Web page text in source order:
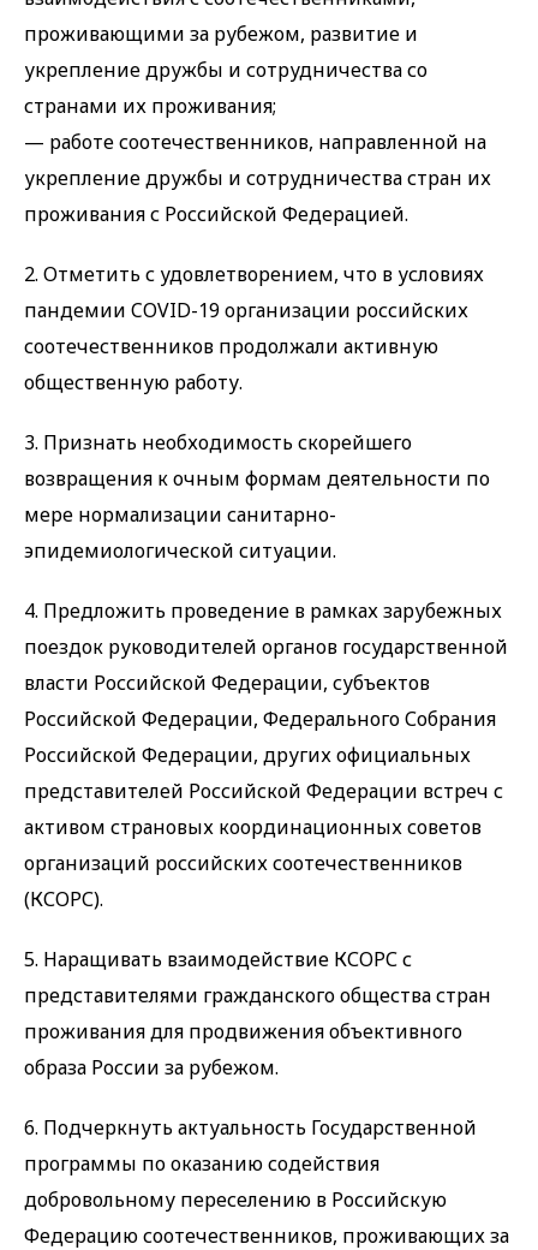
проживающими за рубежом, развитие и
укрепление дружбы и сотрудничества со
странами их проживания;
— работе соотечественников, направленной на
укрепление дружбы и сотрудничества стран их
проживания с Российской Федерацией.
2. Отметить с удовлетворением, что в условиях
пандемии COVID-19 организации российских
соотечественников продолжали активную
общественную работу.
3. Признать необходимость скорейшего
возвращения к очным формам деятельности по
мере нормализации санитарно-
эпидемиологической ситуации.
4. Предложить проведение в рамках зарубежных
поездок руководителей органов государственной
власти Российской Федерации, субъектов
Российской Федерации, Федерального Собрания
Российской Федерации, других официальных
представителей Российской Федерации встреч с
активом страновых координационных советов
организаций российских соотечественников
(КСОРС).
5. Наращивать взаимодействие КСОРС с
представителями гражданского общества стран
проживания для продвижения объективного
образа России за рубежом.
6. Подчеркнуть актуальность Государственной
программы по оказанию содействия
добровольному переселению в Российскую
Федерацию соотечественников, проживающих за